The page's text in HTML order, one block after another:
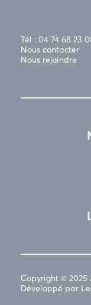
Tél : 04 74 68 23
Nous contacter
Nous rejoindre
Copyright ©
Développé par